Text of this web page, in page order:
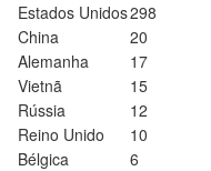
Estados Unidos298
China
20
Alemanha
17
Vietnã
15
Rússia
12
Reino Unido
10
Bélgica
6